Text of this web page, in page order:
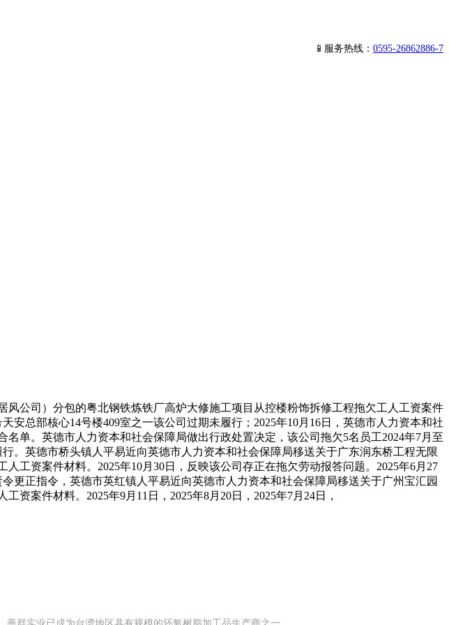
📱服务热线： 0595-26862886-7
司）分包的粤北钢铁炼铁厂高炉大修施工项目从控楼粉饰拆修工程拖欠工人工资案件
总部核心14号楼409室之一该公司过期未履行；2025年10月16日，英德市人力资本和社
单。英德市人力资本和社会保障局做出行政处置决定，该公司拖欠5名员工2024年7月至
。英德市桥头镇人平易近向英德市人力资本和社会保障局移送关于广东润东桥工程无限
工资案件材料。2025年10月30日，反映该公司存正在拖欠劳动报答问题。2025年6月27
更正指令，英德市英红镇人平易近向英德市人力资本和社会保障局移送关于广州宝汇园
案件材料。2025年9月11日，2025年8月20日，2025年7月24日，